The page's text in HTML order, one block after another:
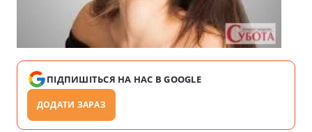
ПІДПИШІТЬСЯ НА НАС В GOOGLE
ДОДАТИ ЗАРАЗ